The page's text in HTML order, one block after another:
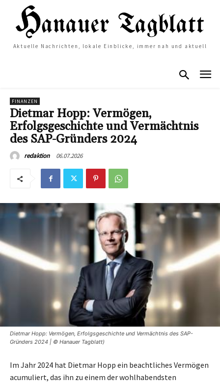
Aktuelle Nachrichten, lokale Einblicke, immer nah und aktuell
FINANZEN
Dietmar Hopp: Vermögen,
Erfolgsgeschichte und Vermächtnis
des SAP-Gründers 2024
redaktion 06.07.2026
Dietmar Hopp: Vermögen, Erfolgsgeschichte und Vermächtnis des SAP-
Gründers 2024 | © Hanauer Tagblatt)
Im Jahr 2024 hat Dietmar Hopp ein beachtliches Vermögen
acumuliert, das ihn zu einem der wohlhabendsten